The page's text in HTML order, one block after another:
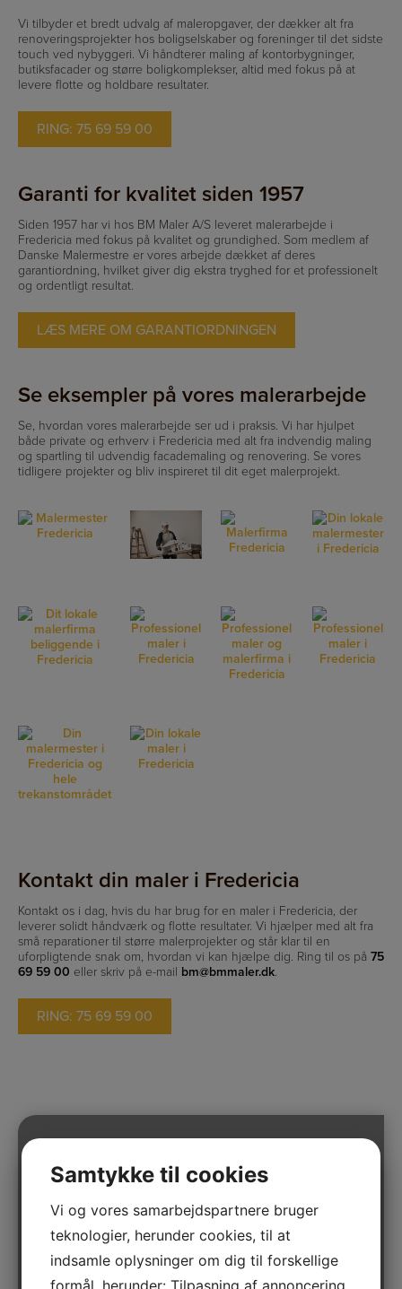
Vi tilbyder et bredt udvalg af maleropgaver, der dækker alt fra
renoveringsprojekter hos boligselskaber og foreninger til det sidste
touch ved nybyggeri. Vi håndterer maling af kontorbygninger,
butiksfacader og større boligkomplekser, altid med fokus på at
levere flotte og holdbare resultater.
RING: 75 69 59 00
Garanti for kvalitet siden 1957
Siden 1957 har vi hos BM Maler A/S leveret malerarbejde i
Fredericia med fokus på kvalitet og grundighed. Som medlem af
Danske Malermestre er vores arbejde dækket af deres
garantiordning, hvilket giver dig ekstra tryghed for et professionelt
og ordentligt resultat.
LÆS MERE OM GARANTIORDNINGEN
Se eksempler på vores malerarbejde
Se, hvordan vores malerarbejde ser ud i praksis. Vi har hjulpet
både private og erhverv i Fredericia med alt fra indvendig maling
og spartling til udvendig facademaling og renovering. Se vores
tidligere projekter og bliv inspireret til dit eget malerprojekt.
Kontakt din maler i Fredericia
Kontakt os i dag, hvis du har brug for en maler i Fredericia, der
leverer solidt håndværk og flotte resultater. Vi hjælper med alt fra
små reparationer til større malerprojekter og står klar til en
uforpligtende snak om, hvordan vi kan hjælpe dig. Ring til os på 75
69 59 00 eller skriv på e-mail bm@bmmaler.dk.
RING: 75 69 59 00
Maling af vægge
Har du brug for at få shinet væggene op? Eller
har du gang i et nyt boligbyggeri?
Samtykke til cookies
Vi og vores samarbejdspartnere bruger
teknologier, herunder cookies, til at
indsamle oplysninger om dig til forskellige
formål, herunder: Tilpasning af annoncering,